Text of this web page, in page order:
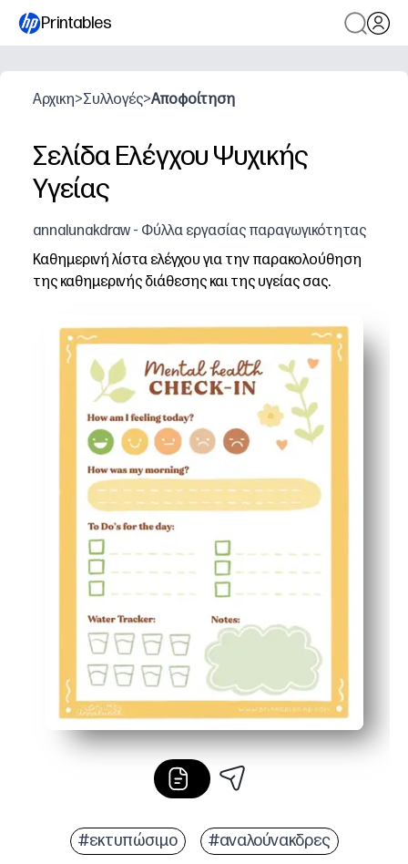
Printables
Αρχικη>Συλλογές>Αποφοίτηση
Σελίδα Ελέγχου Ψυχικής
Υγείας
annalunakdraw - Φύλλα εργασίας παραγωγικότητας
Καθημερινή λίστα ελέγχου για την παρακολούθηση
της καθημερινής διάθεσης και της υγείας σας.
Σχεδίαση εκτύπωσης και χρήσης - απλά πατήστε
Καθαρά τμήματα για διάθεση, ύπνο, ενυδάτωση και
Δημιουργεί αυτογνωσία και υγιείς ρουτίνες -
Λειτουργεί οπουδήποτε - στο σπίτι, στην τάξη ή στη
#εκτυπώσιμο #αναλούνακδρες